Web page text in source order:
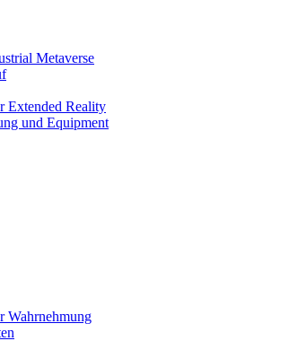
Metaverse
Extended Reality
und Equipment
Wahrnehmung